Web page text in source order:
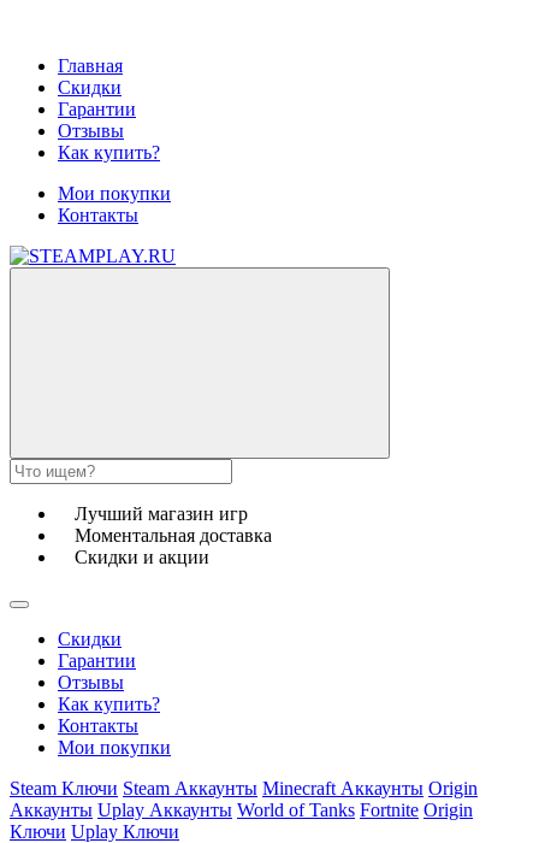
Главная
Скидки
Гарантии
Отзывы
Как купить?
Мои покупки
Контакты
Лучший магазин игр
Моментальная доставка
Скидки и акции
Скидки
Гарантии
Отзывы
Как купить?
Контакты
Мои покупки
Steam Ключи Steam Аккаунты Minecraft Аккаунты Origin
Аккаунты Uplay Аккаунты World of Tanks Fortnite Origin
Ключи Uplay Ключи